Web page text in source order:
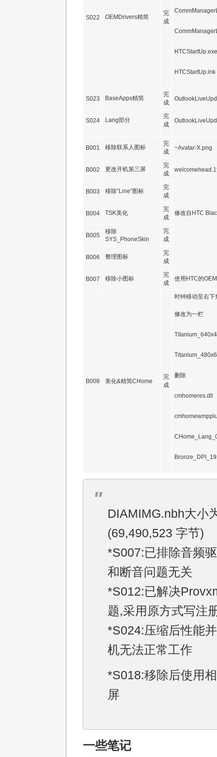
S022 OEMDrivers精简
完
成
HTCStartUp.exe
HTCStartUp.lnk
S023 BaseApps精简
完
成
S024 Lang部分
完
成
B001 移除联系人图标
完
成
~Avatar-X.png
B002 更改开机第三屏
完
成
B003 移除”Line”图标
完
成
B004 TSK美化
完
成
修改自HTC
B005
移除
SYS_PhoneSkin
完
成
B006 整理图标
完
成
B007 移除小图标
完
成
使用HTC的
B008 美化&精简CHome
完
成
时钟移动至右下
修改为一栏
删除
cmhomeres.dll
DIAMIMG.nbh大小
(69,490,523 字节)
*S007:已排除音频
和断音问题无关
*S012:已解决
题,采用原方式写注
*S024:压缩后性能
机无法正常工作
*S018:移除后使用
屏
一些笔记